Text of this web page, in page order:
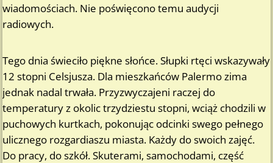
wiadomościach. Nie poświęcono temu audycji
radiowych.
Tego dnia świeciło piękne słońce. Słupki rtęci wskazywały
12 stopni Celsjusza. Dla mieszkańców Palermo zima
jednak nadal trwała. Przyzwyczajeni raczej do
temperatury z okolic trzydziestu stopni, wciąż chodzili w
puchowych kurtkach, pokonując odcinki swego pełnego
ulicznego rozgardiaszu miasta. Każdy do swoich zajęć.
Do pracy, do szkół. Skuterami, samochodami, część